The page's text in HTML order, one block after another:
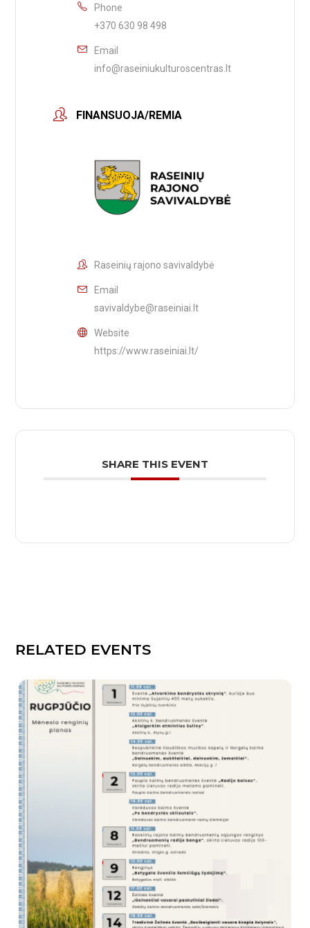
Phone
+370 630 98 498
Email
info@raseiniukulturoscentras.lt
FINANSUOJA/REMIA
Raseinių rajono savivaldybė
Email
savivaldybe@raseiniai.lt
Website
https://www.raseiniai.lt/
SHARE THIS EVENT
RELATED EVENTS